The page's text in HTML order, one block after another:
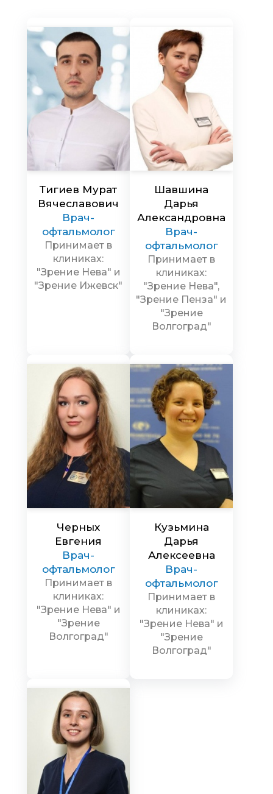
Тигиев Мурат
Вячеславович
Врач-
офтальмолог
Принимает в
клиниках:
"Зрение Нева" и
"Зрение Ижевск"
Шавшина
Дарья
Александровна
Врач-
офтальмолог
Принимает в
клиниках:
"Зрение Нева",
"Зрение Пенза" и
"Зрение
Волгоград"
Черных
Евгения
Врач-
офтальмолог
Принимает в
клиниках:
"Зрение Нева" и
"Зрение
Волгоград"
Кузьмина
Дарья
Алексеевна
Врач-
офтальмолог
Принимает в
клиниках:
"Зрение Нева" и
"Зрение
Волгоград"